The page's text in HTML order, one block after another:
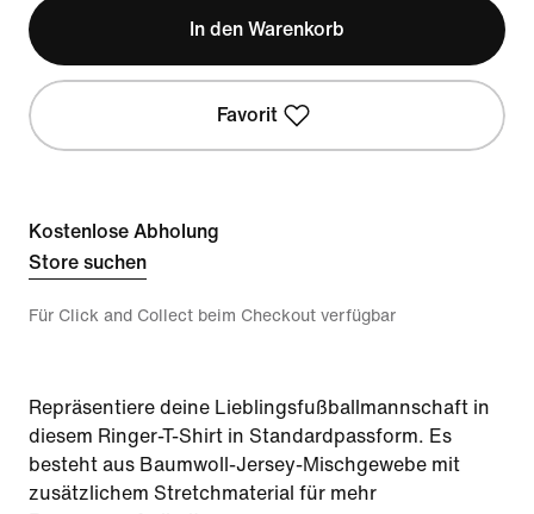
In den Warenkorb
Favorit
Kostenlose Abholung
Store suchen
Für Click and Collect beim Checkout verfügbar
Repräsentiere deine Lieblingsfußballmannschaft in
diesem Ringer-T-Shirt in Standardpassform. Es
besteht aus Baumwoll-Jersey-Mischgewebe mit
zusätzlichem Stretchmaterial für mehr